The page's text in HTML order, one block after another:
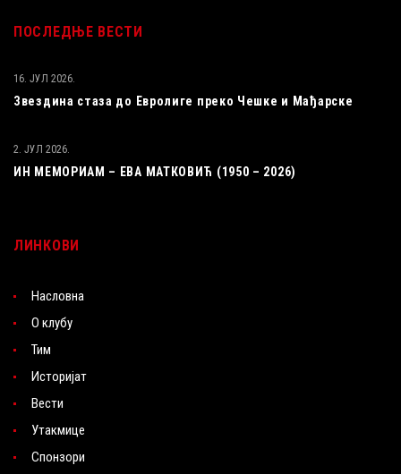
ПОСЛЕДЊЕ ВЕСТИ
Звездина стаза до Евролиге преко Чешке и Мађарске
16. ЈУЛ 2026.
ИН МЕМОРИАМ – ЕВА МАТКОВИЋ (1950 – 2026)
2. ЈУЛ 2026.
ЛИНКОВИ
Насловна
О клубу
Тим
Историјат
Вести
Утакмице
Спонзори